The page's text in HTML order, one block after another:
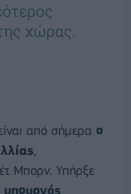
χώρας.
από σήμερα ο
,
Μπορν. Υπήρξε
υπουργός